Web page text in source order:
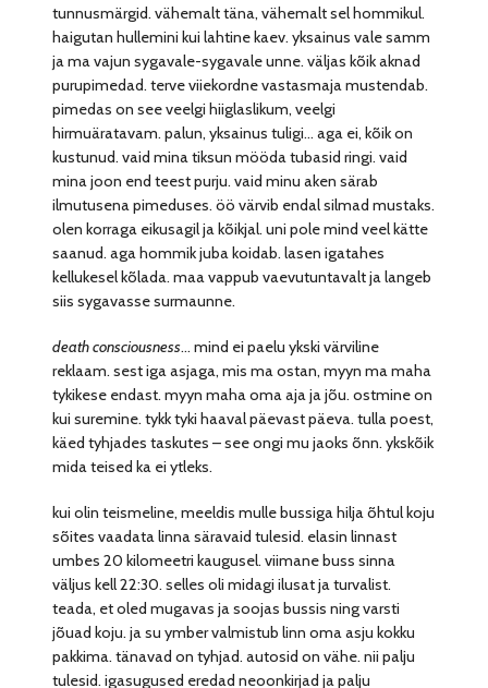
tunnusmärgid. vähemalt täna, vähemalt sel hommikul.
haigutan hullemini kui lahtine kaev. yksainus vale samm
ja ma vajun sygavale-sygavale unne. väljas kõik aknad
purupimedad. terve viiekordne vastasmaja mustendab.
pimedas on see veelgi hiiglaslikum, veelgi
hirmuäratavam. palun, yksainus tuligi… aga ei, kõik on
kustunud. vaid mina tiksun mööda tubasid ringi. vaid
mina joon end teest purju. vaid minu aken särab
ilmutusena pimeduses. öö värvib endal silmad mustaks.
olen korraga eikusagil ja kõikjal. uni pole mind veel kätte
saanud. aga hommik juba koidab. lasen igatahes
kellukesel kõlada. maa vappub vaevutuntavalt ja langeb
siis sygavasse surmaunne.
death consciousness… mind ei paelu ykski värviline
reklaam. sest iga asjaga, mis ma ostan, myyn ma maha
tykikese endast. myyn maha oma aja ja jõu. ostmine on
kui suremine. tykk tyki haaval päevast päeva. tulla poest,
käed tyhjades taskutes – see ongi mu jaoks õnn. ykskõik
mida teised ka ei ytleks.
kui olin teismeline, meeldis mulle bussiga hilja õhtul koju
sõites vaadata linna säravaid tulesid. elasin linnast
umbes 20 kilomeetri kaugusel. viimane buss sinna
väljus kell 22:30. selles oli midagi ilusat ja turvalist.
teada, et oled mugavas ja soojas bussis ning varsti
jõuad koju. ja su ymber valmistub linn oma asju kokku
pakkima. tänavad on tyhjad. autosid on vähe. nii palju
tulesid. igasugused eredad neoonkirjad ja palju